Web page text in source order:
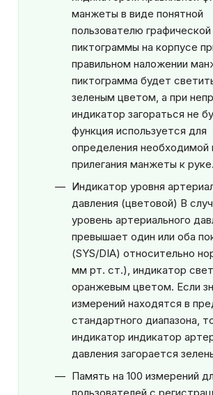
манжеты в виде понятной
пользователю графической
пиктограммы на корпусе
правильном наложении
пиктограмма будет
зеленым цветом, а при
индикатор загораться не
функция используется для
определения необходимой
прилегания манжеты к
Индикатор уровня
давления (цветовой) В
уровень артериального
превышает один или оба
(SYS/DIA) относительно
мм рт. ст.), индикатор
оранжевым цветом. Если
измерений находятся в
стандартного диапазона,
индикатор индикатор
давления загорается
Память на 100 измерений